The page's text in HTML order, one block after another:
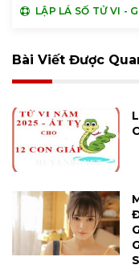
LẬP LÁ SỐ TỬ VI -
Bài Viết Được